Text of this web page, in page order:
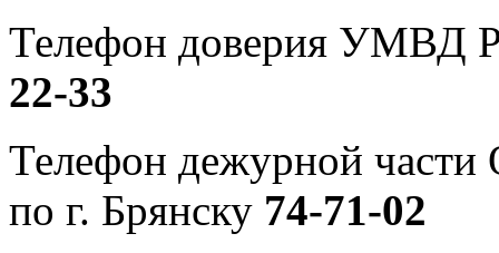
Телефон доверия УМВД
22-33
Телефон дежурной
по г. Брянску 74-71-02